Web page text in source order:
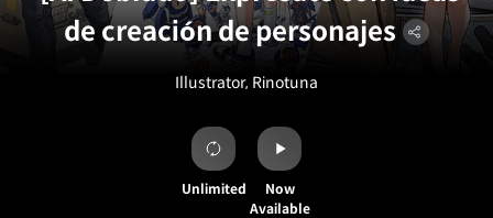
de creación de personajes
Illustrator, Rinotuna
Unlimited
Now
Available